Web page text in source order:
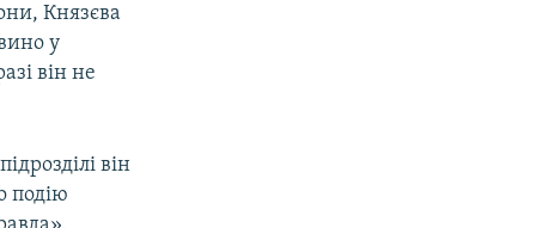
Князєва
у
він не
він
подію